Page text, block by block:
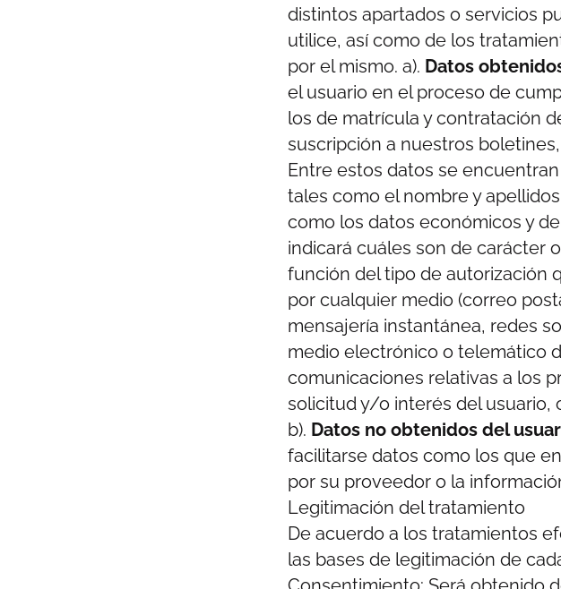
distintos apartados o servicios
utilice, así como de los
por el mismo. a). Datos
el usuario en el proceso de
los de matrícula y contratación
suscripción a nuestros
Entre estos datos se
tales como el nombre y
como los datos económicos y
indicará cuáles son de carácter
función del tipo de autorización
por cualquier medio (correo
mensajería instantánea, redes
medio electrónico o telemático
comunicaciones relativas a los
solicitud y/o interés del usuario,
b). Datos no obtenidos del
facilitarse datos como los que
por su proveedor o la
Legitimación del tratamiento
De acuerdo a los tratamientos
las bases de legitimación de